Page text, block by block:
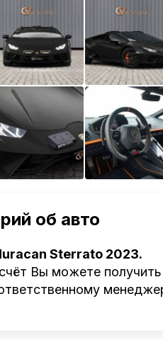
об авто
Sterrato 2023.
Вы можете